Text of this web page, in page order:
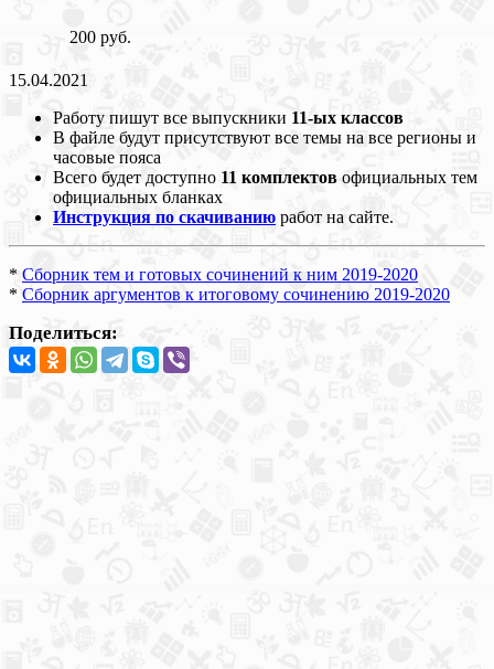
200 руб.
15.04.2021
Работу пишут все выпускники 11-ых классов
В файле будут присутствуют все темы на все регионы и
часовые пояса
Всего будет доступно 11 комплектов официальных тем
официальных бланках
Инструкция по скачиванию работ на сайте.
* Сборник тем и готовых сочинений к ним 2019-2020
* Сборник аргументов к итоговому сочинению 2019-2020
Поделиться: